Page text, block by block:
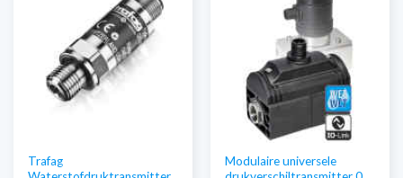
Trafag
Modulaire universele